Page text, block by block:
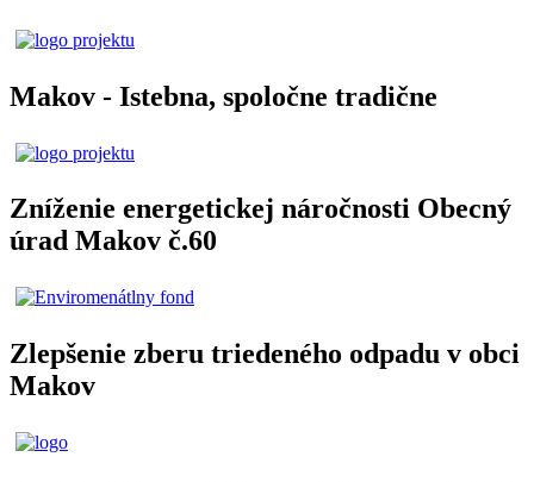
Makov - Istebna, spoločne tradične
Zníženie energetickej náročnosti Obecný
úrad Makov č.60
Zlepšenie zberu triedeného odpadu v obci
Makov